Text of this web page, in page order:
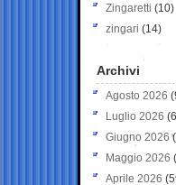
Zingaretti (10)
zingari (14)
Archivi
Agosto 2026
Luglio 2026
Giugno 2026
Maggio 2026
Aprile 2026